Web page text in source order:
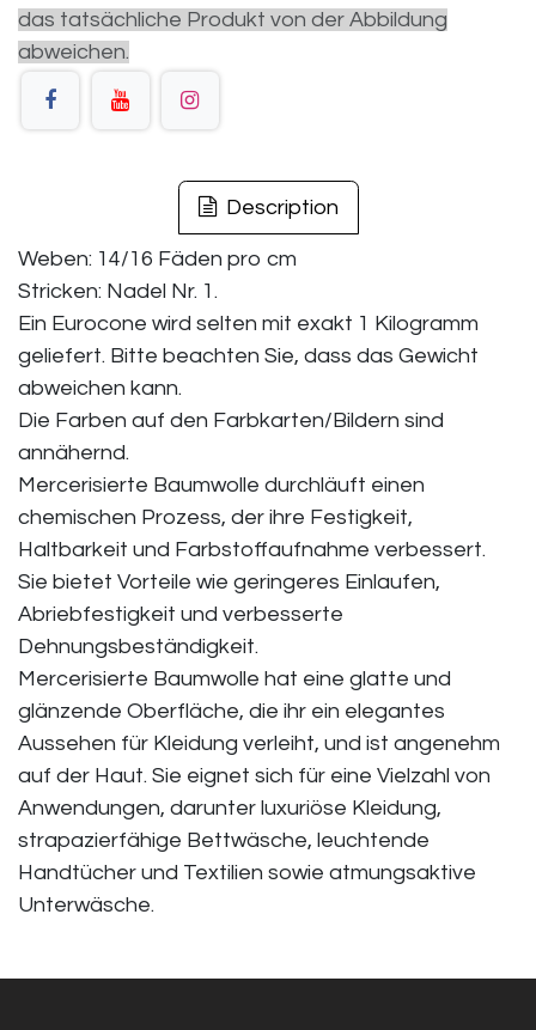
das tatsächliche Produkt von der Abbildung
abweichen.
Description
Weben: 14/16 Fäden pro cm
Stricken: Nadel Nr. 1.
Ein Eurocone wird selten mit exakt 1 Kilogramm
geliefert. Bitte beachten Sie, dass das Gewicht
abweichen kann.
Die Farben auf den Farbkarten/Bildern sind
annähernd.
Mercerisierte Baumwolle durchläuft einen
chemischen Prozess, der ihre Festigkeit,
Haltbarkeit und Farbstoffaufnahme verbessert.
Sie bietet Vorteile wie geringeres Einlaufen,
Abriebfestigkeit und verbesserte
Dehnungsbeständigkeit.
Mercerisierte Baumwolle hat eine glatte und
glänzende Oberfläche, die ihr ein elegantes
Aussehen für Kleidung verleiht, und ist angenehm
auf der Haut. Sie eignet sich für eine Vielzahl von
Anwendungen, darunter luxuriöse Kleidung,
strapazierfähige Bettwäsche, leuchtende
Handtücher und Textilien sowie atmungsaktive
Unterwäsche.